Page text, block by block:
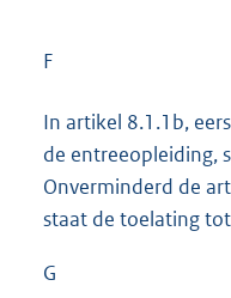
F
In artikel 8.1.1b,
de entreeopleiding,
Onverminderd de
staat de toelating
G